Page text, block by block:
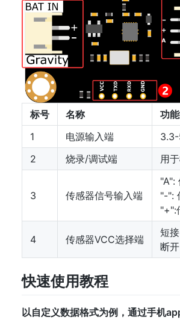
标号 名称
功
1
电源输入端
3.3-
2
烧录/调试端 用
3 传感器信号输入端
"A":
"-":
"+":
4 传感器VCC选择端
短
断
快速使用教程
以自定义数据格式为例，通过手机